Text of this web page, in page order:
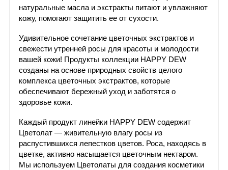
натуральные масла и экстракты питают и увлажняют
кожу, помогают защитить ее от сухости.
Удивительное сочетание цветочных экстрактов и
свежести утренней росы для красоты и молодости
вашей кожи! Продукты коллекции HAPPY DEW
созданы на основе природных свойств целого
комплекса цветочных экстрактов, которые
обеспечивают бережный уход и заботятся о
здоровье кожи.
Каждый продукт линейки HAPPY DEW содержит
Цветолат — живительную влагу росы из
распустившихся лепестков цветов. Роса, находясь в
цветке, активно насыщается цветочным нектаром.
Мы используем Цветолаты для создания косметики